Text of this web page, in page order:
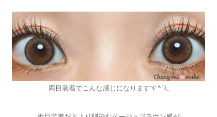
両目装着でこんな感じになります◝꒰´꒳`꒱◟